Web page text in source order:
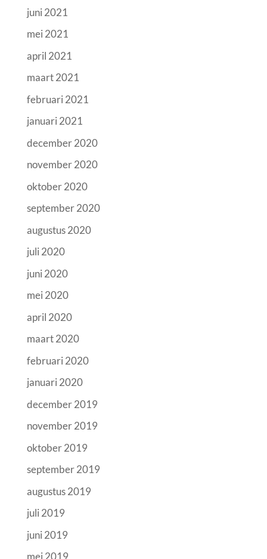
juni 2021
mei 2021
april 2021
maart 2021
februari 2021
januari 2021
december 2020
november 2020
oktober 2020
september 2020
augustus 2020
juli 2020
juni 2020
mei 2020
april 2020
maart 2020
februari 2020
januari 2020
december 2019
november 2019
oktober 2019
september 2019
augustus 2019
juli 2019
juni 2019